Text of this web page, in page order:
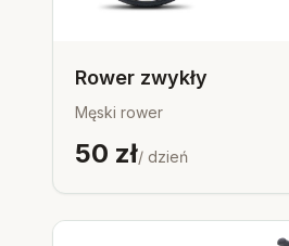
Rower zwykły
Męski rower
50 zł/ dzień